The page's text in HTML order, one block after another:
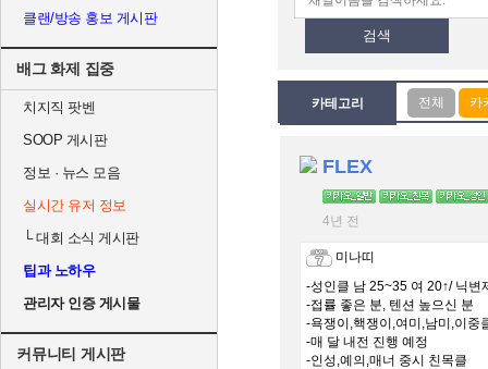
클랜/방송 홍보 게시판
배그 화제 집중
치지직 팟벤
SOOP 게시판
정보 · 뉴스 모음
실시간 유저 정보
└대회 소식 게시판
팁과 노하우
관리자 인증 게시물
커뮤니티 게시판
검색
카테고리
FLEX
4년 전
미나띠
-성인클 남 25~35 여 20↑/ 닉변
-접률 좋은 분, 텐션 높으신 분
-욕쟁이,핵쟁이,여미,남미,이중
-매 달 내전 진행 예정
-인성,예의,매너 중시 친목클